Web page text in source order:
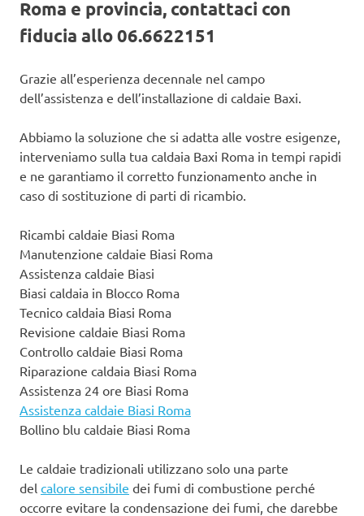
Roma e provincia, contattaci con
fiducia allo 06.6622151
Grazie all’esperienza decennale nel campo
dell’assistenza e dell’installazione di caldaie Baxi.
Abbiamo la soluzione che si adatta alle vostre esigenze,
interveniamo sulla tua caldaia Baxi Roma in tempi rapidi
e ne garantiamo il corretto funzionamento anche in
caso di sostituzione di parti di ricambio.
Ricambi caldaie Biasi Roma
Manutenzione caldaie Biasi Roma
Assistenza caldaie Biasi
Biasi caldaia in Blocco Roma
Tecnico caldaia Biasi Roma
Revisione caldaie Biasi Roma
Controllo caldaie Biasi Roma
Riparazione caldaia Biasi Roma
Assistenza 24 ore Biasi Roma
Assistenza caldaie Biasi Roma
Bollino blu caldaie Biasi Roma
Le caldaie tradizionali utilizzano solo una parte
del calore sensibile dei fumi di combustione perché
occorre evitare la condensazione dei fumi, che darebbe